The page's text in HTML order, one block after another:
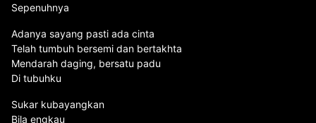
Sepenuhnya
Adanya sayang pasti ada cinta
Telah tumbuh bersemi dan bertakhta
Mendarah daging, bersatu padu
Di tubuhku
Sukar kubayangkan
Bila engkau